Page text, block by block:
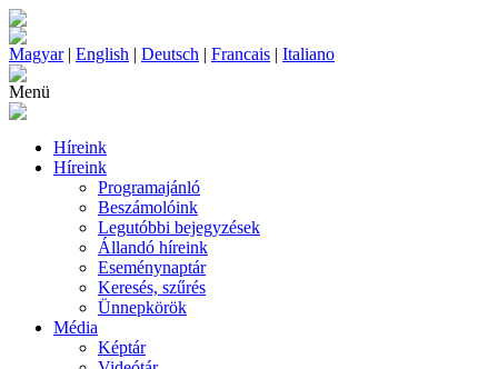
Magyar| English | Deutsch | Francais | Italiano
Menü
Híreink
Híreink
Programajánló
Beszámolóink
Legutóbbi bejegyzések
Állandó híreink
Eseménynaptár
Keresés, szűrés
Ünnepkörök
Média
Képtár